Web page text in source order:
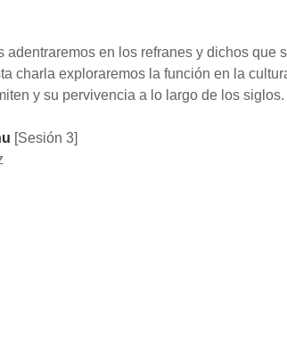
en los refranes y dichos que
charla exploraremos la función en la
y su pervivencia a lo largo de los siglos.
[Sesión 3]